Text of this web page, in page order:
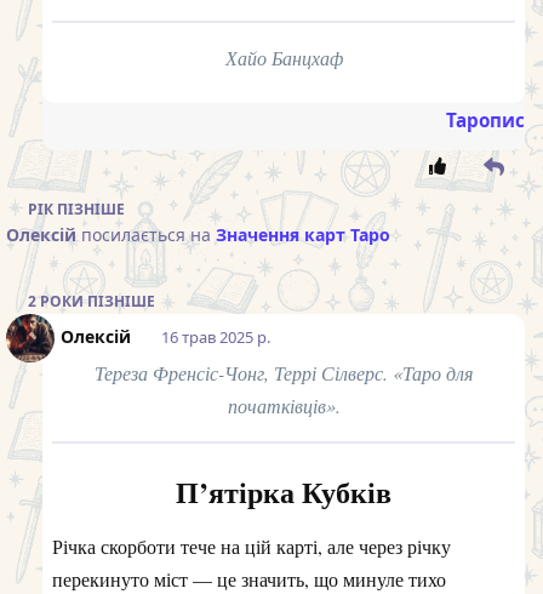
Хайо Банцхаф
Таропис
РІК ПІЗНІШЕ
Олексійпосилається на Значення карт Таро
2 РОКИПІЗНІШЕ
Олексій 16 трав 2025 р.
Тереза Френсіс-Чонг, Террі Сілверс. «Таро для
початківців».
П’ятірка Кубків
Річка скорботи тече на цій карті, але через річку
перекинуто міст — це значить, що минуле тихо